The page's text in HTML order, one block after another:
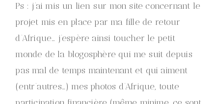
Ps : j’ai mis un lien sur mon site concernant le
projet mis en place par ma fille de retour
d’Afrique… j’espère ainsi toucher le petit
monde de la blogosphère qui me suit depuis
pas mal de temps maintenant et qui aiment
(entr’autres…) mes photos d’Afrique, toute